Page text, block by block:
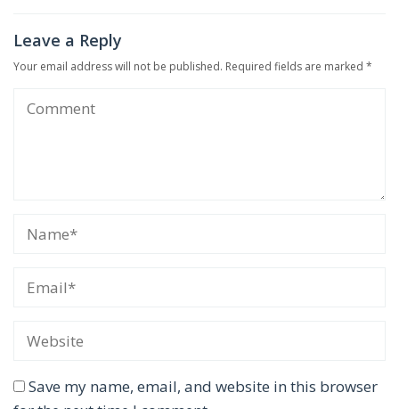
Leave a Reply
Your email address will not be published. Required fields are marked *
Save my name, email, and website in this browser